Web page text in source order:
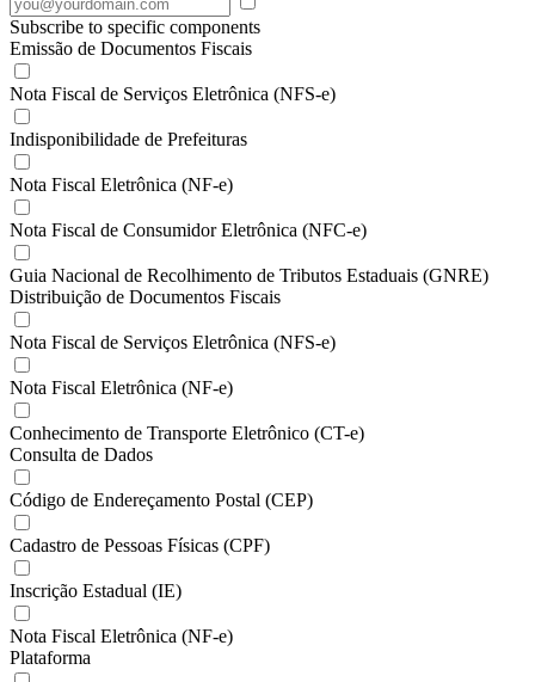
Subscribe to specific components
Emissão de Documentos Fiscais
Nota Fiscal de Serviços Eletrônica (NFS-e)
Indisponibilidade de Prefeituras
Nota Fiscal Eletrônica (NF-e)
Nota Fiscal de Consumidor Eletrônica (NFC-e)
Guia Nacional de Recolhimento de Tributos Estaduais (GNRE)
Distribuição de Documentos Fiscais
Nota Fiscal de Serviços Eletrônica (NFS-e)
Nota Fiscal Eletrônica (NF-e)
Conhecimento de Transporte Eletrônico (CT-e)
Consulta de Dados
Código de Endereçamento Postal (CEP)
Cadastro de Pessoas Físicas (CPF)
Inscrição Estadual (IE)
Nota Fiscal Eletrônica (NF-e)
Plataforma